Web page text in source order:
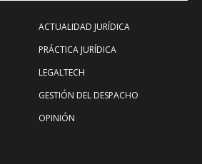
ACTUALIDAD JURÍDICA
PRÁCTICA JURÍDICA
LEGALTECH
GESTIÓN DEL DESPACHO
OPINIÓN